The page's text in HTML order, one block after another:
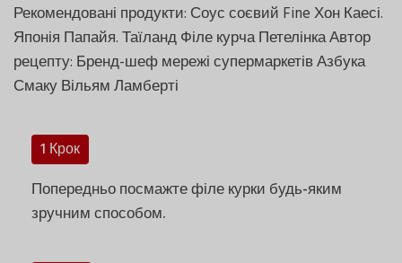
Рекомендовані продукти: Соус соєвий Fine Хон Каесі.
Японія Папайя. Таїланд Філе курча Петелінка Автор
рецепту: Бренд-шеф мережі супермаркетів Азбука
Смаку Вільям Ламберті
1 Крок
Попередньо посмажте філе курки будь-яким
зручним способом.